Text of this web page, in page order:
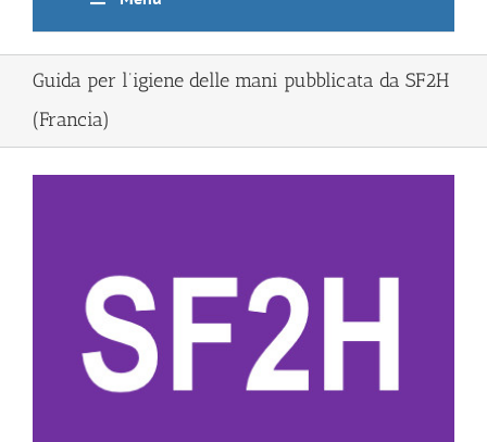
Guida per l’igiene delle mani pubblicata da SF2H
(Francia)